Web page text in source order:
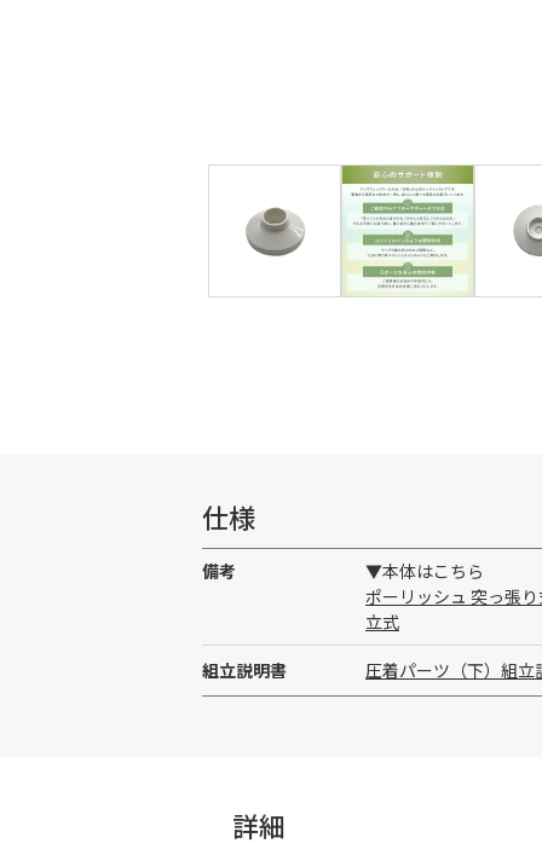
仕様
備考
▼本体はこちら
ポーリッシュ 突っ張
立式
組立説明書
圧着パーツ（下）組立
詳細